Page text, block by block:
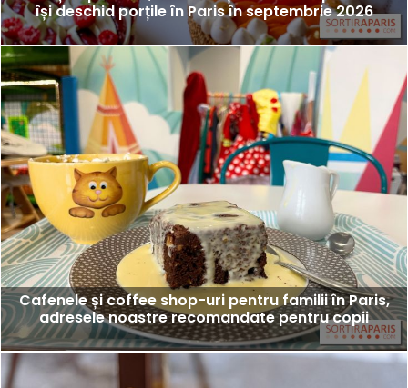
își deschid porțile în Paris în septembrie 2026
Cafenele și coffee shop-uri pentru familii în Paris,
adresele noastre recomandate pentru copii